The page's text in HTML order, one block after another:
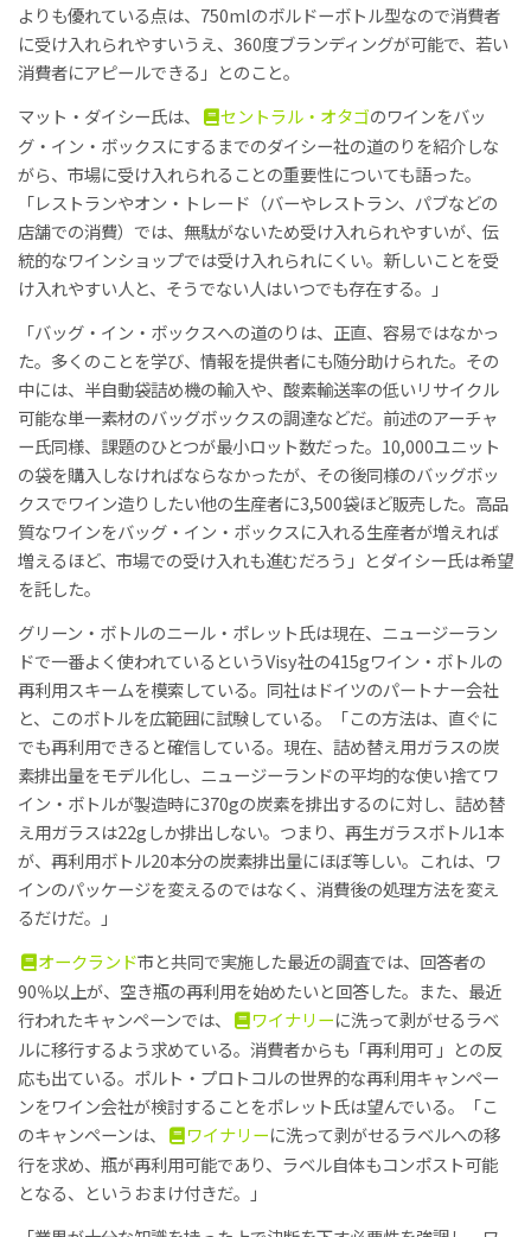
よりも優れている点は、750mlのボルドーボトル型なので消費者
に受け入れられやすいうえ、360度ブランディングが可能で、若い
消費者にアピールできる」とのこと。
マット・ダイシー氏は、
セントラル・オタゴのワインをバッ
グ・イン・ボックスにするまでのダイシー社の道のりを紹介しな
がら、市場に受け入れられることの重要性についても語った。
「レストランやオン・トレード（バーやレストラン、パブなどの
店舗での消費）では、無駄がないため受け入れられやすいが、伝
統的なワインショップでは受け入れられにくい。新しいことを受
け入れやすい人と、そうでない人はいつでも存在する。」
「バッグ・イン・ボックスへの道のりは、正直、容易ではなかっ
た。多くのことを学び、情報を提供者にも随分助けられた。その
中には、半自動袋詰め機の輸入や、酸素輸送率の低いリサイクル
可能な単一素材のバッグボックスの調達などだ。前述のアーチャ
ー氏同様、課題のひとつが最小ロット数だった。10,000ユニット
の袋を購入しなければならなかったが、その後同様のバッグボッ
クスでワイン造りしたい他の生産者に3,500袋ほど販売した。高品
質なワインをバッグ・イン・ボックスに入れる生産者が増えれば
増えるほど、市場での受け入れも進むだろう」とダイシー氏は希望
を託した。
グリーン・ボトルのニール・ポレット氏は現在、ニュージーラン
ドで一番よく使われているというVisy社の415gワイン・ボトルの
再利用スキームを模索している。同社はドイツのパートナー会社
と、このボトルを広範囲に試験している。「この方法は、直ぐに
でも再利用できると確信している。現在、詰め替え用ガラスの炭
素排出量をモデル化し、ニュージーランドの平均的な使い捨てワ
イン・ボトルが製造時に370gの炭素を排出するのに対し、詰め替
え用ガラスは22gしか排出しない。つまり、再生ガラスボトル1本
が、再利用ボトル20本分の炭素排出量にほぼ等しい。これは、ワ
インのパッケージを変えるのではなく、消費後の処理方法を変え
るだけだ。」
オークランド市と共同で実施した最近の調査では、回答者の
90％以上が、空き瓶の再利用を始めたいと回答した。また、最近
行われたキャンペーンでは、
ワイナリーに洗って剥がせるラベ
ルに移行するよう求めている。消費者からも「再利用可 」との反
応も出ている。ポルト・プロトコルの世界的な再利用キャンペー
ンをワイン会社が検討することをポレット氏は望んでいる。「こ
のキャンペーンは、
ワイナリーに洗って剥がせるラベルへの移
行を求め、瓶が再利用可能であり、ラベル自体もコンポスト可能
となる、というおまけ付きだ。」